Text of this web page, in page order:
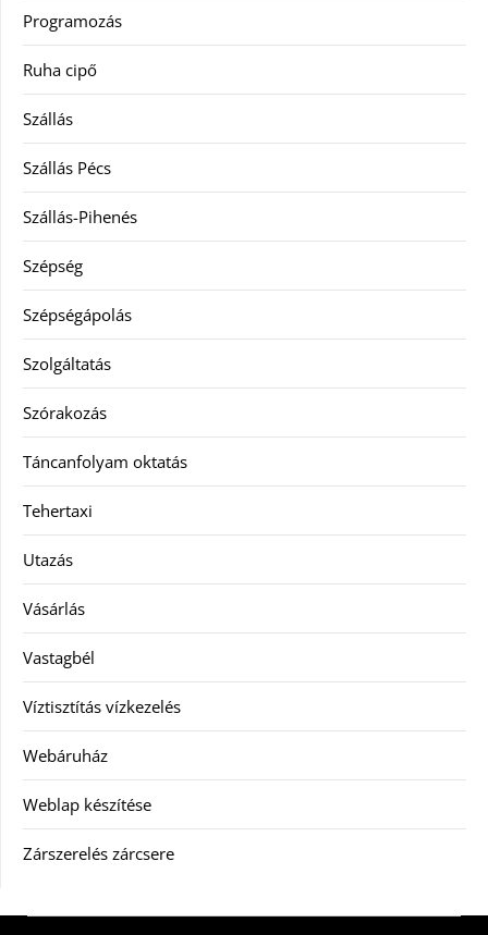
Programozás
Ruha cipő
Szállás
Szállás Pécs
Szállás-Pihenés
Szépség
Szépségápolás
Szolgáltatás
Szórakozás
Táncanfolyam oktatás
Tehertaxi
Utazás
Vásárlás
Vastagbél
Víztisztítás vízkezelés
Webáruház
Weblap készítése
Zárszerelés zárcsere